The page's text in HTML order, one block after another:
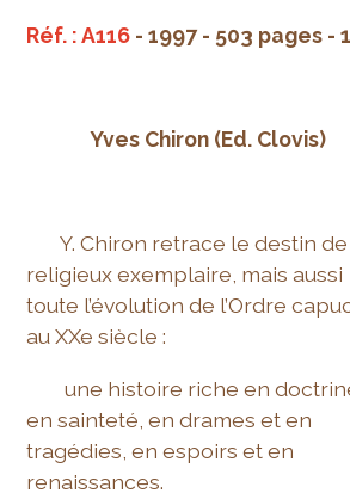
Réf. : A116 - 1997 - 503 pages -
Yves Chiron (Ed. Clovis)
Y. Chiron retrace le destin de
religieux exemplaire, mais aussi
toute l’évolution de l’Ordre
au XXe siècle :
une histoire riche en
en sainteté, en drames et en
tragédies, en espoirs et en
renaissances.